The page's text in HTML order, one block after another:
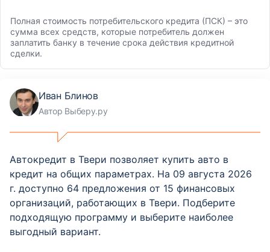
Полная стоимость потребительского кредита (ПСК) – это
сумма всех средств, которые потребитель должен
заплатить банку в течение срока действия кредитной
сделки.
Иван Блинов
Автор Выберу.ру
Автокредит в Твери позволяет купить авто в
кредит на общих параметрах. На 09 августа 2026
г. доступно 64 предложения от 15 финансовых
организаций, работающих в Твери. Подберите
подходящую программу и выберите наиболее
выгодный вариант.